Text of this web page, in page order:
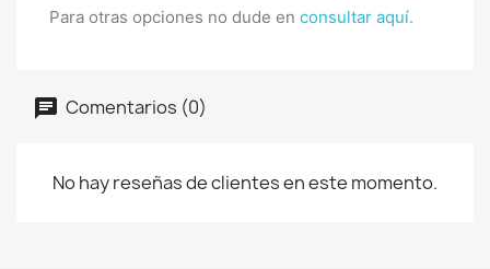
Para otras opciones no dude en consultar aquí.
Comentarios (0)
No hay reseñas de clientes en este momento.